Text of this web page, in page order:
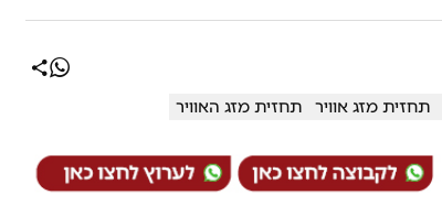
תחזית מזג אוויר תחזית מזג האוויר